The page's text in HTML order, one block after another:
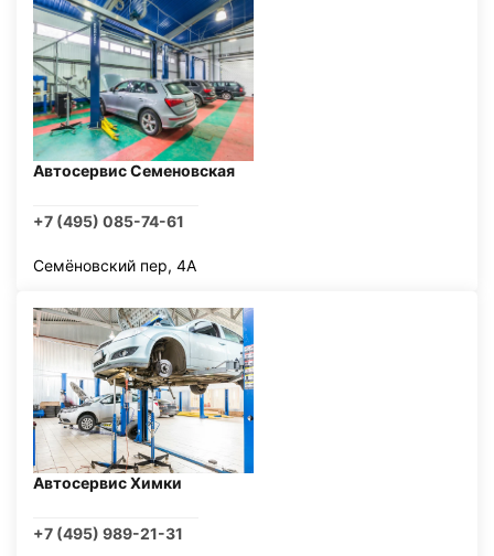
Автосервис Семеновская
+7 (495) 085-74-61
Семёновский пер, 4А
Автосервис Химки
+7 (495) 989-21-31